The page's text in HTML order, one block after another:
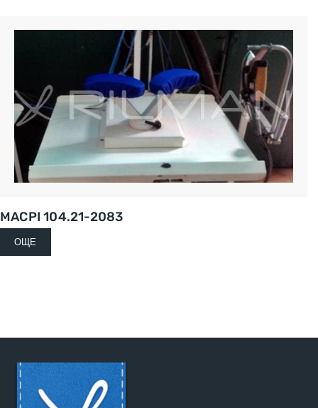
MACPI 104.21-2083
ОЩЕ